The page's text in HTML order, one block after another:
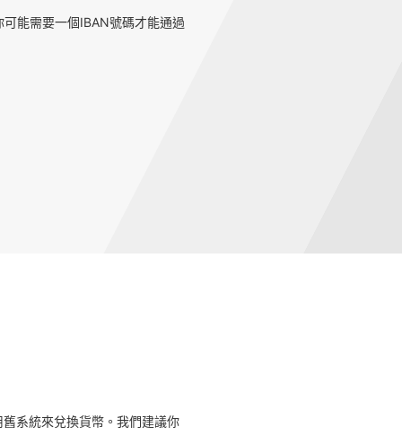
能需要一個IBAN號碼才能通過
系統來兌換貨幣。我們建議你